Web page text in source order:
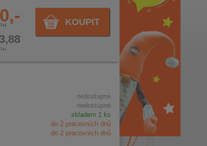
KOUPIT
nedostupné
nedostupné
skladem 1 ks
do 2 pracovních dnů
do 2 pracovních dnů